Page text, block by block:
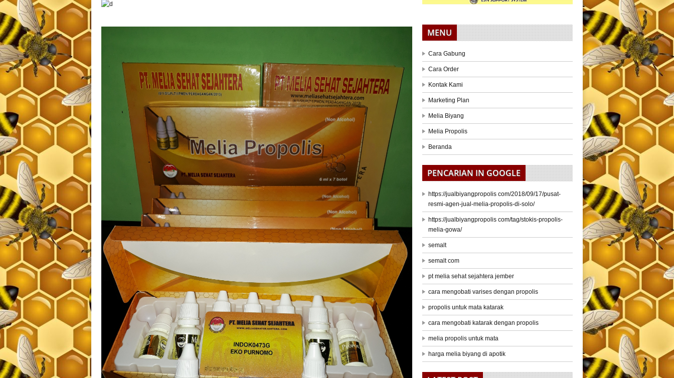
MENU
Cara Gabung
Cara Order
Kontak Kami
Marketing Plan
Melia Biyang
Melia Propolis
Beranda
PENCARIAN IN GOOGLE
https://jualbiyangpropolis com/2018/09/17/pusat-
resmi-agen-jual-melia-propolis-di-solo/
https://jualbiyangpropolis com/tag/stokis-propolis-
melia-gowa/
semalt
semalt com
pt melia sehat sejahtera jember
cara mengobati varises dengan propolis
propolis untuk mata katarak
cara mengobati katarak dengan propolis
melia propolis untuk mata
harga melia biyang di apotik